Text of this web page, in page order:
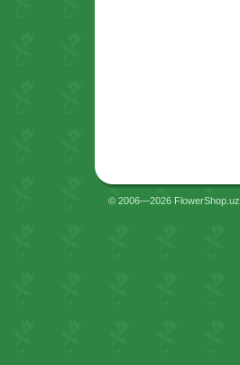
© 2006—2026 FlowerShop.uz